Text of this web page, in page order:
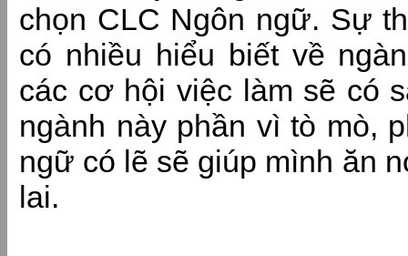
chọn CLC Ngôn ngữ. Sự
có nhiều hiểu biết về
các cơ hội việc làm sẽ có
ngành này phần vì tò mò,
ngữ có lẽ sẽ giúp mình ăn
lai.